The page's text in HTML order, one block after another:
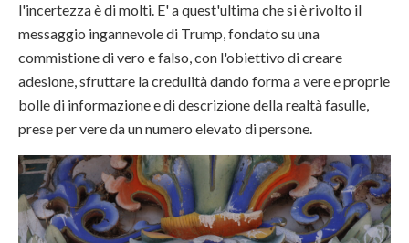
l'incertezza è di molti. E' a quest'ultima che si è rivolto il
messaggio ingannevole di Trump, fondato su una
commistione di vero e falso, con l'obiettivo di creare
adesione, sfruttare la credulità dando forma a vere e proprie
bolle di informazione e di descrizione della realtà fasulle,
prese per vere da un numero elevato di persone.